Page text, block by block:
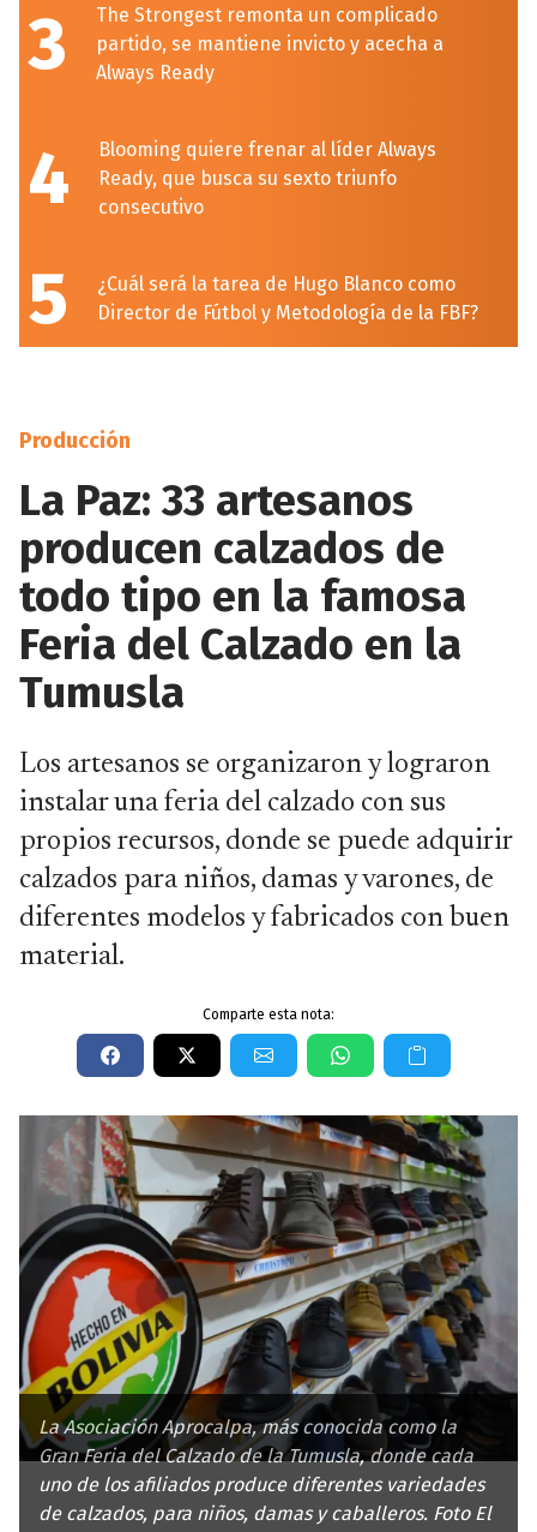
3
The Strongest remonta un complicado
partido, se mantiene invicto y acecha a
Always Ready
4
Blooming quiere frenar al líder Always
Ready, que busca su sexto triunfo
consecutivo
5
¿Cuál será la tarea de Hugo Blanco como
Director de Fútbol y Metodología de la FBF?
Producción
La Paz: 33 artesanos
producen calzados de
todo tipo en la famosa
Feria del Calzado en la
Tumusla
Los artesanos se organizaron y lograron
instalar una feria del calzado con sus
propios recursos, donde se puede adquirir
calzados para niños, damas y varones, de
diferentes modelos y fabricados con buen
material.
Comparte esta nota:
La Asociación Aprocalpa, más conocida como la
Gran Feria del Calzado de la Tumusla, donde cada
uno de los afiliados produce diferentes variedades
de calzados, para niños, damas y caballeros. Foto El